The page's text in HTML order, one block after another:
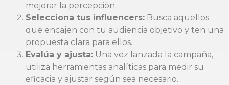
mejorar la percepción.
Selecciona tus influencers: Busca aquellos
que encajen con tu audiencia objetivo y ten una
propuesta clara para ellos.
Evalúa y ajusta: Una vez lanzada la campaña,
utiliza herramientas analíticas para medir su
eficacia y ajustar según sea necesario.